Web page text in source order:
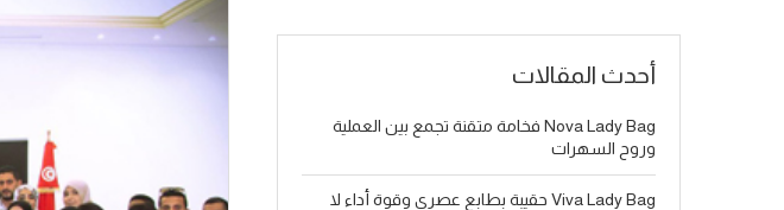
أحدث المقالات
Nova Lady Bag فخامة متقنة تجمع بين العملية
وروح السهرات
Viva Lady Bag حقيبة بطابع عصري وقوة أداء لا